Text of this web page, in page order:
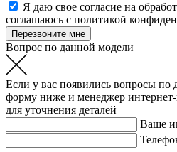
Я даю свое согласие на
соглашаюсь с политикой
Вопрос по данной модели
Если у вас появились вопросы по
форму ниже и менеджер интернет-
для уточнения деталей
Ваше